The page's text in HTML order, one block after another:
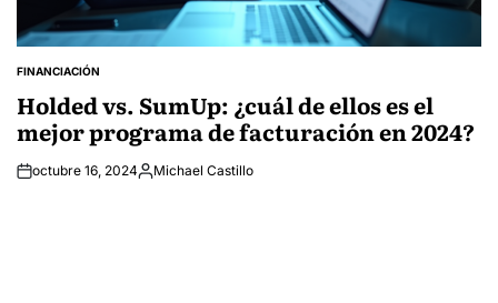
POSTED
FINANCIACIÓN
Holded vs. SumUp: ¿cuál de ellos es el
mejor programa de facturación en 2024?
octubre 16, 2024Posted
Michael Castillo